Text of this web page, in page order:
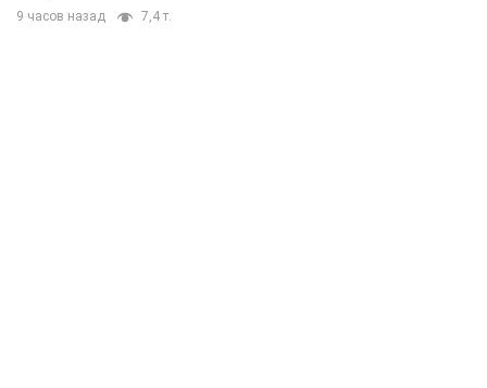
9 часов назад 7,4 т.